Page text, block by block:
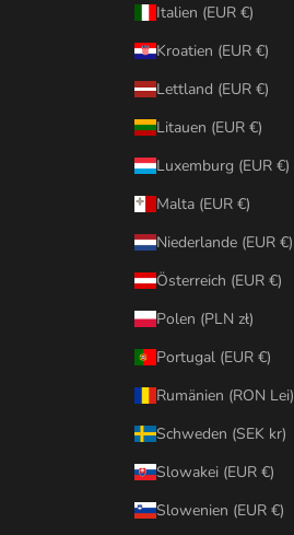
Italien (EUR €)
Kroatien (EUR €)
Lettland (EUR €)
Litauen (EUR €)
Luxemburg (EUR €)
Malta (EUR €)
Niederlande (EUR €)
Österreich (EUR €)
Polen (PLN zł)
Portugal (EUR €)
Rumänien (RON Lei)
Schweden (SEK kr)
Slowakei (EUR €)
Slowenien (EUR €)